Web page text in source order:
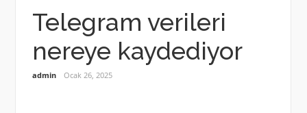
Telegram verileri
nereye kaydediyor
admin Ocak 26, 2025